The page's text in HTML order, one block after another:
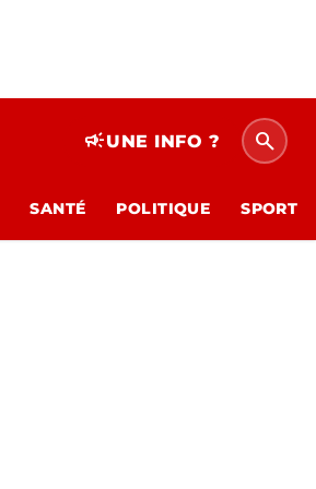
campaignUNE INFO ? search
SANTÉ POLITIQUE SPORT